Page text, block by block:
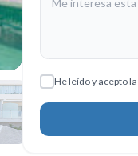
He leído y acepto la